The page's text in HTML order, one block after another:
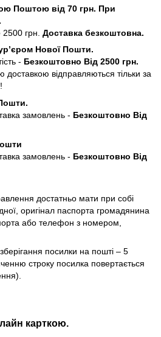
Поштою від 70 грн. При
грн. Доставка безкоштовна.
Нової Пошти.
- Безкоштовно Від 2500 грн.
відправляються тільки за
замовлень - Безкоштовно Від
замовлень - Безкоштовно Від
достатньо мати при собі
оригінал паспорта громадянина
або телефон з номером,
посилки на пошті – 5
строку посилка повертається
карткою.